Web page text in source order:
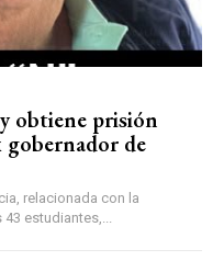
obtiene prisión
gobernador de
relacionada con la
estudiantes,...